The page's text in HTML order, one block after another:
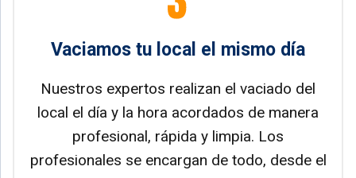
Vaciamos tu local el mismo día
Nuestros expertos realizan el vaciado del
local el día y la hora acordados de manera
profesional, rápida y limpia. Los
profesionales se encargan de todo, desde el